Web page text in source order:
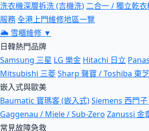
洗衣機深層拆洗 (吉機洗) 二合一 / 獨立乾衣
服務全港上門維修地區一覽
🌦 雪櫃維修 ▼
日韓熱門品牌
Samsung 三星 LG 樂金 Hitachi 日立
Mitsubishi 三菱Sharp 聲寶 / Toshiba 東芝
嵌入式與歐美
Baumatic 寶瑪客 (嵌入式)Siemens 西門
Gaggenau / Miele / Sub-Zero Zanussi 金
常見故障急救